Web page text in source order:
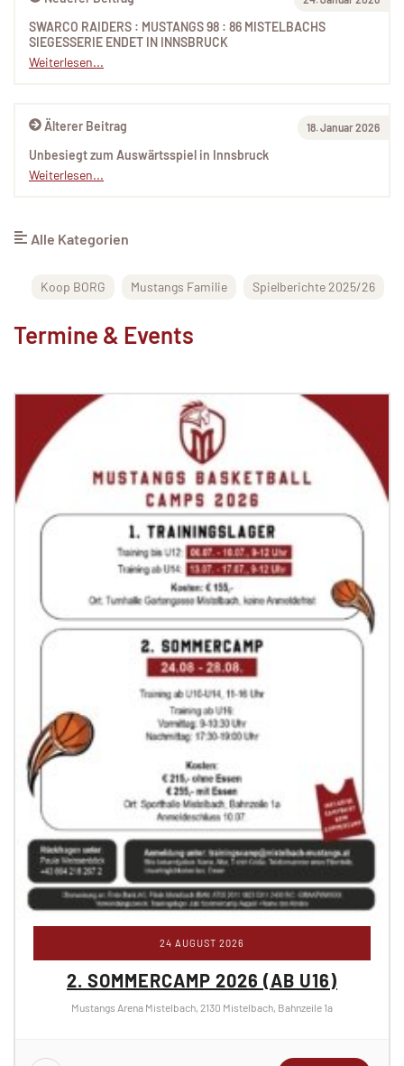
Älterer Beitrag 18. Januar 2026
Unbesiegt zum Auswärtsspiel in Innsbruck
Weiterlesen...
SWARCO RAIDERS : MUSTANGS 98 : 86 MISTELBACHS
SIEGESSERIE ENDET IN INNSBRUCK
Weiterlesen...
Alle Kategorien
Koop BORG Mustangs Familie Spielberichte 2025/26
Termine & Events
24 AUGUST 2026
2. SOMMERCAMP 2026 (AB U16)
Mustangs Arena Mistelbach, 2130 Mistelbach, Bahnzeile 1a